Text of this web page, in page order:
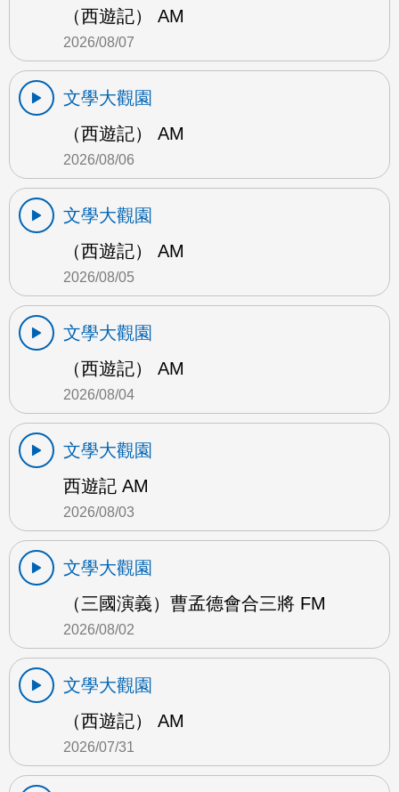
（西遊記） AM
2026/08/07
文學大觀園
（西遊記） AM
2026/08/06
文學大觀園
（西遊記） AM
2026/08/05
文學大觀園
（西遊記） AM
2026/08/04
文學大觀園
西遊記 AM
2026/08/03
文學大觀園
（三國演義）曹孟德會合三將 FM
2026/08/02
文學大觀園
（西遊記） AM
2026/07/31